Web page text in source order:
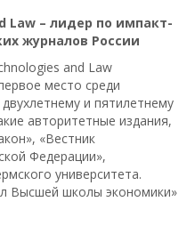
Law – лидер по импакт-
журналов России
and Law
место среди
и пятилетнему
авторитетные издания,
«Вестник
Федерации»,
университета.
Высшей школы экономики»